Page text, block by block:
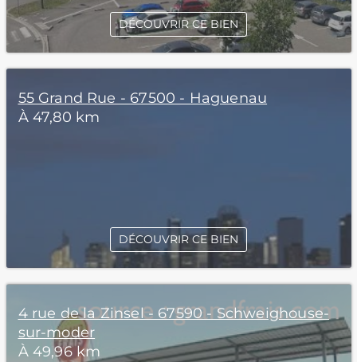
DÉCOUVRIR CE BIEN
55 Grand Rue - 67500 - Haguenau
À 47,80 km
DÉCOUVRIR CE BIEN
4 rue de la Zinsel - 67590 - Schweighouse-
sur-moder
À 49,96 km